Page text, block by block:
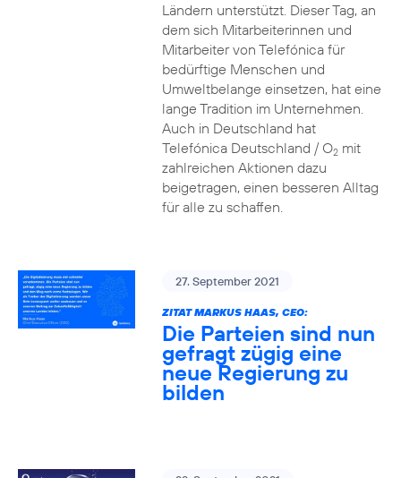
Ländern unterstützt. Dieser Tag, an
dem sich Mitarbeiterinnen und
Mitarbeiter von Telefónica für
bedürftige Menschen und
Umweltbelange einsetzen, hat eine
lange Tradition im Unternehmen.
Auch in Deutschland hat
Telefónica Deutschland / O2mit
zahlreichen Aktionen dazu
beigetragen, einen besseren Alltag
für alle zu schaffen.
27. September 2021
ZITAT MARKUS HAAS, CEO:
Die Parteien sind nun
gefragt zügig eine
neue Regierung zu
bilden